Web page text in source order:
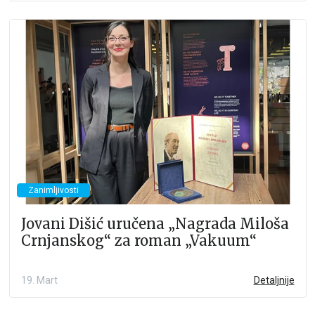
Zanimljivosti
Jovani Dišić uručena „Nagrada Miloša
Crnjanskog“ za roman „Vakuum“
19. Mart Detaljnije